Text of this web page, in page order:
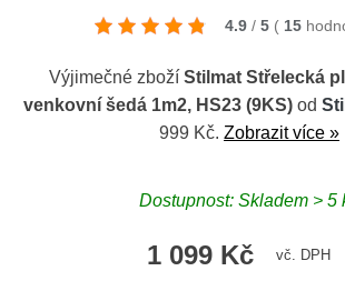
4.9 / 5 ( 15
Výjimečné zboží Stilmat Střelecká
venkovní šedá 1m2, HS23 (9KS) od
999 Kč. Zobrazit více »
Dostupnost: Skladem > 5
1 099 Kč vč. DPH